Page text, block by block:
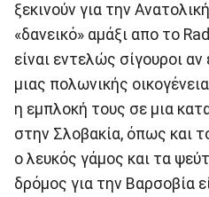
ξεκινούν για την
«δανεικό» αμάξι απο το
είναι εντελώς σίγουροι
μιας πολωνικής
η εμπλοκή τους σε μια
στην Σλοβακία, όπως και
ο λευκός γάμος και τα
δρόμος για την Βαρσοβία